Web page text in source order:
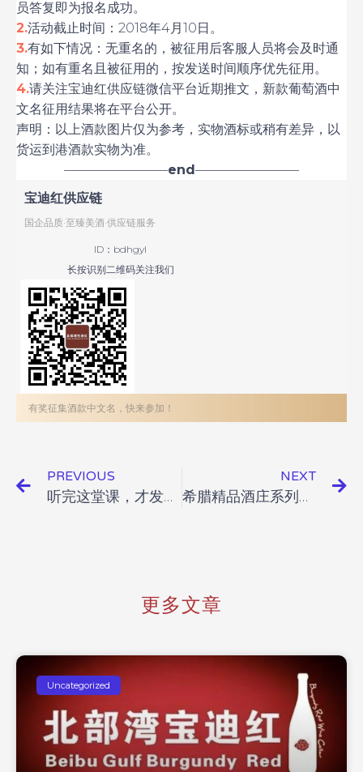
员答复即为报名成功。
2.活动截止时间：2018年4月10日。
3.有如下情况：无重名的，被征用后客服人员将会及时通
知；如有重名且被征用的，按发送时间顺序优先征用。
4.请关注宝迪红供应链微信平台近期推文，新款葡萄酒中
文名征用结果将在平台公开。
声明：以上酒款图片仅为参考，实物酒标或稍有差异，以
货运到港酒款实物为准。
————————end ————————
宝迪红供应链
国企品质·至臻美酒·供应链服务
ID：bdhgyl
长按识别二维码关注我们
有奖征集酒款中文名，快来参加！
PREVIOUS
听完这堂课，才发现自己不懂葡萄酒
NEXT
希腊精品酒庄系列品鉴活动即将开启
更多文章
Uncategorized